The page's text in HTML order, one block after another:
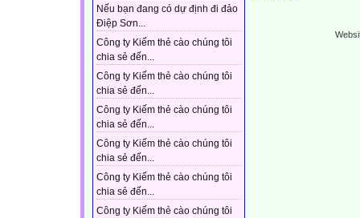
Nếu bạn đang có dự định đi đảo
Điệp Sơn...
Công ty Kiếm thẻ cào chúng tôi
chia sẻ đến...
Công ty Kiếm thẻ cào chúng tôi
chia sẻ đến...
Công ty Kiếm thẻ cào chúng tôi
chia sẻ đến...
Công ty Kiếm thẻ cào chúng tôi
chia sẻ đến...
Công ty Kiếm thẻ cào chúng tôi
chia sẻ đến...
Công ty Kiếm thẻ cào chúng tôi